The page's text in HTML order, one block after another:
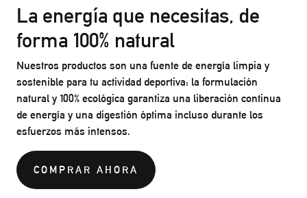
La energía que necesitas, de
forma 100% natural
Nuestros productos son una fuente de energía limpia y
sostenible para tu actividad deportiva: la formulación
natural y 100% ecológica garantiza una liberación continua
de energía y una digestión óptima incluso durante los
esfuerzos más intensos.
COMPRAR AHORA